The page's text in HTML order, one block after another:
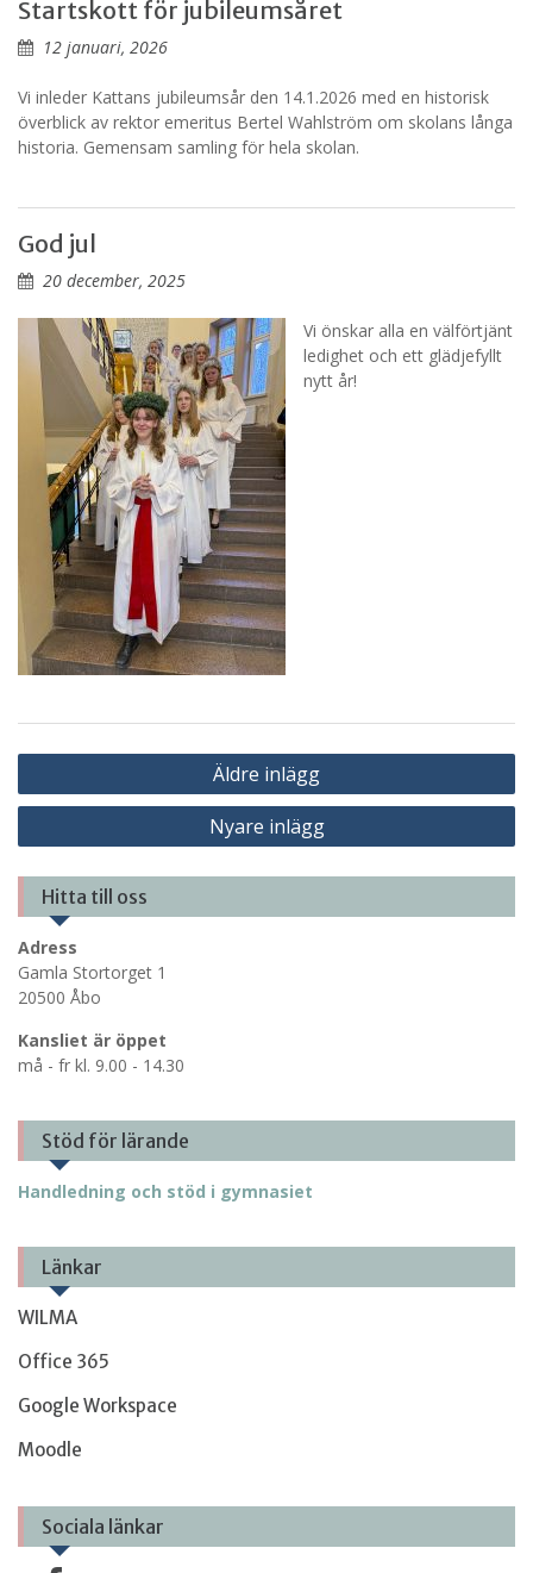
Startskott för jubileumsåret
12 januari, 2026
Vi inleder Kattans jubileumsår den 14.1.2026 med en historisk
överblick av rektor emeritus Bertel Wahlström om skolans långa
historia. Gemensam samling för hela skolan.
God jul
20 december, 2025
Vi önskar alla en välförtjänt
ledighet och ett glädjefyllt
nytt år!
Inläggsnavigering
Äldre inlägg
Nyare inlägg
Hitta till oss
Adress
Gamla Stortorget 1
20500 Åbo
Kansliet är öppet
må - fr kl. 9.00 - 14.30
Stöd för lärande
Handledning och stöd i gymnasiet
Länkar
WILMA
Office 365
Google Workspace
Moodle
Sociala länkar